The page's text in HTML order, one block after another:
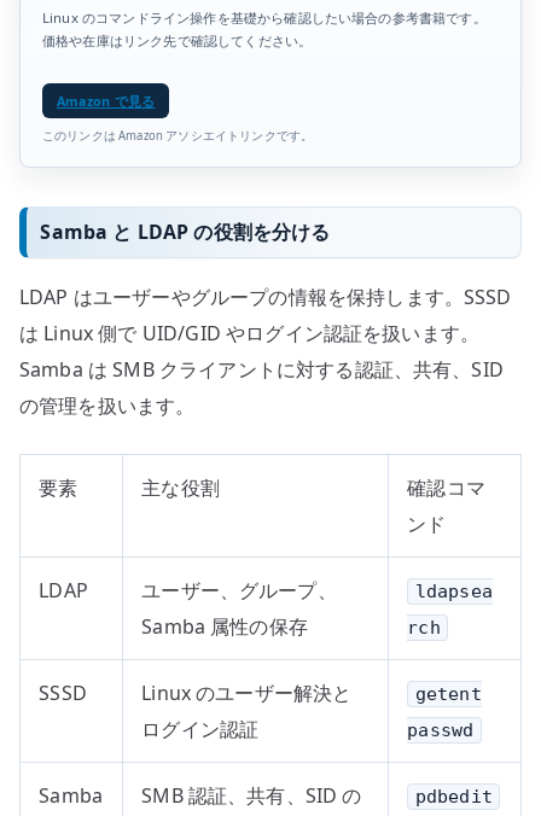
Linux のコマンドライン操作を基礎から確認したい場合の参考書籍です。
価格や在庫はリンク先で確認してください。
Amazon で見る
このリンクは Amazon アソシエイトリンクです。
Samba と LDAP の役割を分ける
LDAP はユーザーやグループの情報を保持します。SSSD
は Linux 側で UID/GID やログイン認証を扱います。
Samba は SMB クライアントに対する認証、共有、SID
の管理を扱います。
要素 主な役割
確認コマ
ンド
LDAP
ユーザー、グループ、
Samba 属性の保存
ldapsea
rch
SSSD
Linux のユーザー解決と
ログイン認証
getent
passwd
Samba SMB 認証、共有、SID の pdbedit